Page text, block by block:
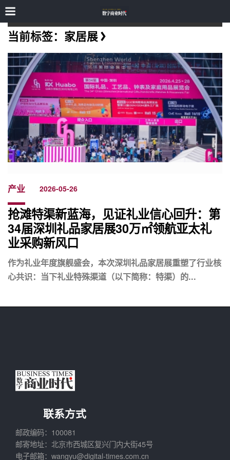
当前标签：家居展
产业 2026-05-26
抢滩特渠新蓝海，见证礼业信心回升：第
34届深圳礼品家居展30万㎡领航亚太礼
业采购新风口
作为礼业年度旗舰盛会，本次深圳礼品家居展重塑了行业核
心共识：当下礼业特殊渠道（以下简称：特渠）的...
联系方式
邮政编码：100081
邮寄地址：北京市西城区复兴门内大街45号
电子邮箱：wangyu@digital-times.com.cn